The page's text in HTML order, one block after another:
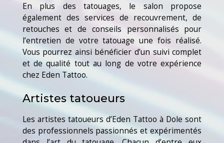
En plus des tatouages, le salon propose
également des services de recouvrement, de
retouches et de conseils personnalisés pour
l’entretien de votre tatouage une fois réalisé.
Vous pourrez ainsi bénéficier d’un suivi complet
et de qualité tout au long de votre expérience
chez Eden Tattoo.
Artistes tatoueurs
Les artistes tatoueurs d’Eden Tattoo à Dole sont
des professionnels passionnés et expérimentés